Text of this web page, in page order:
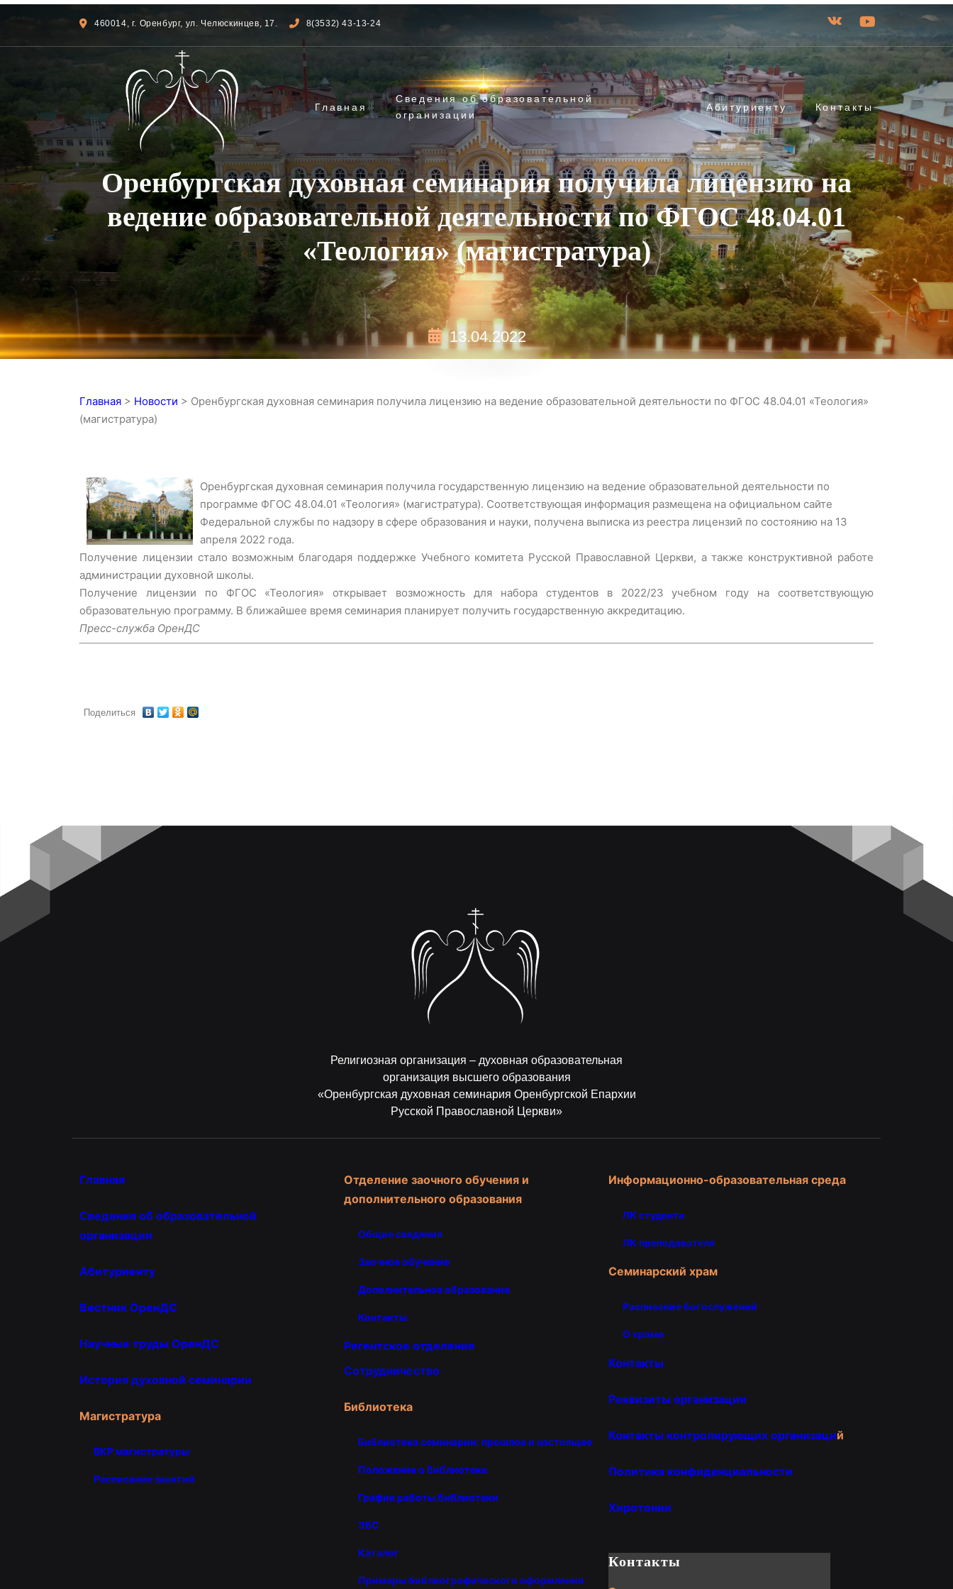
460014, г. Оренбург, ул. Челюскинцев, 17. 8(3532) 43-13-24
Главная
Сведения об образовательной
огранизации
Абитуриенту Контакты
Оренбургская духовная семинария получила лицензию на
ведение образовательной деятельности по ФГОС 48.04.01
«Теология» (магистратура)
13.04.2022
Главная > Новости > Оренбургская духовная семинария получила лицензию на ведение образовательной деятельности по ФГОС 48.04.01 «Теология»
(магистратура)
Оренбургская духовная семинария получила государственную лицензию на ведение образовательной деятельности по
программе ФГОС 48.04.01 «Теология» (магистратура). Соответствующая информация размещена на официальном сайте
Федеральной службы по надзору в сфере образования и науки, получена выписка из реестра лицензий по состоянию на 13
апреля 2022 года.
Получение лицензии стало возможным благодаря поддержке Учебного комитета Русской Православной Церкви, а также конструктивной работе
администрации духовной школы.
Получение лицензии по ФГОС «Теология» открывает возможность для набора студентов в 2022/23 учебном году на соответствующую
образовательную программу. В ближайшее время семинария планирует получить государственную аккредитацию.
Пресс-служба ОренДС
Поделиться
Религиозная организация – духовная образовательная
организация высшего образования
«Оренбургская духовная семинария Оренбургской Епархии
Русской Православной Церкви»
Главная
Сведения об образовательной
организации
Абитуриенту
Вестник ОренДС
Научные труды ОренДС
История духовной семинарии
Магистратура
ВКР магистратуры
Расписание занятий
Отделение заочного обучения и
дополнительного образования
Общие сведения
Заочное обучение
Дополнительное образование
Контакты
Регентское отделение
Сотрудничество
Библиотека
Библиотека семинарии: прошлое и настоящее
Положение о библиотеке
График работы библиотеки
ЭБС
Каталог
Примеры библиографического оформления
Информационно-образовательная среда
ЛК студента
ЛК преподавателя
Семинарский храм
Расписание богослужений
О храме
Контакты
Реквизиты организации
Контакты контролирующих организаций
Политика конфиденциальности
Хиротонии
Контакты